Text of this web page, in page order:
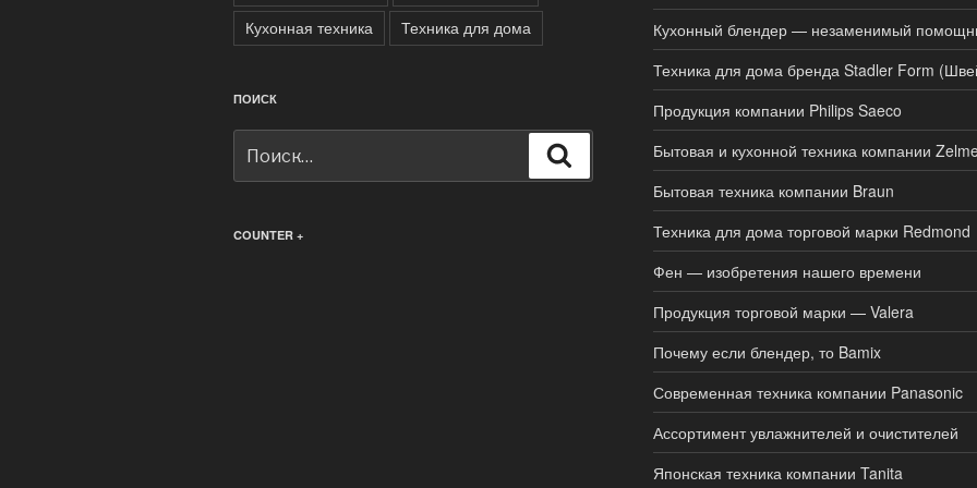
Кухонная техника
Техника для дома
ПОИСК
COUNTER +
Кухонный блендер — незаменимый
Техника для дома бренда Stadler Form
Продукция компании Philips Saeco
Бытовая и кухонной техника компании
Бытовая техника компании Braun
Техника для дома торговой марки Redmond
Фен — изобретения нашего времени
Продукция торговой марки — Valera
Почему если блендер, то Bamix
Современная техника компании Panasonic
Ассортимент увлажнителей и очистителей
Японская техника компании Tanita